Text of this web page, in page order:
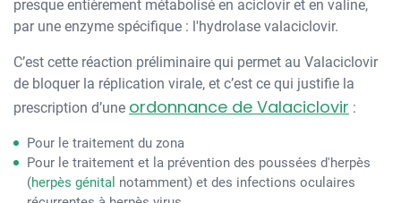
presque entièrement métabolisé en aciclovir et en valine,
par une enzyme spécifique : l'hydrolase valaciclovir.
C’est cette réaction préliminaire qui permet au Valaciclovir
de bloquer la réplication virale, et c’est ce qui justifie la
prescription d’une ordonnance de Valaciclovir :
Pour le traitement du zona
Pour le traitement et la prévention des poussées d'herpès
(herpès génital notamment) et des infections oculaires